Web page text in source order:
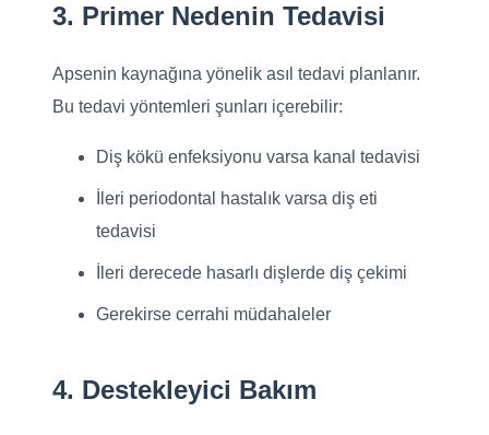
3. Primer Nedenin Tedavisi
Apsenin kaynağına yönelik asıl tedavi planlanır.
Bu tedavi yöntemleri şunları içerebilir:
Diş kökü enfeksiyonu varsa kanal tedavisi
İleri periodontal hastalık varsa diş eti
tedavisi
İleri derecede hasarlı dişlerde diş çekimi
Gerekirse cerrahi müdahaleler
4. Destekleyici Bakım